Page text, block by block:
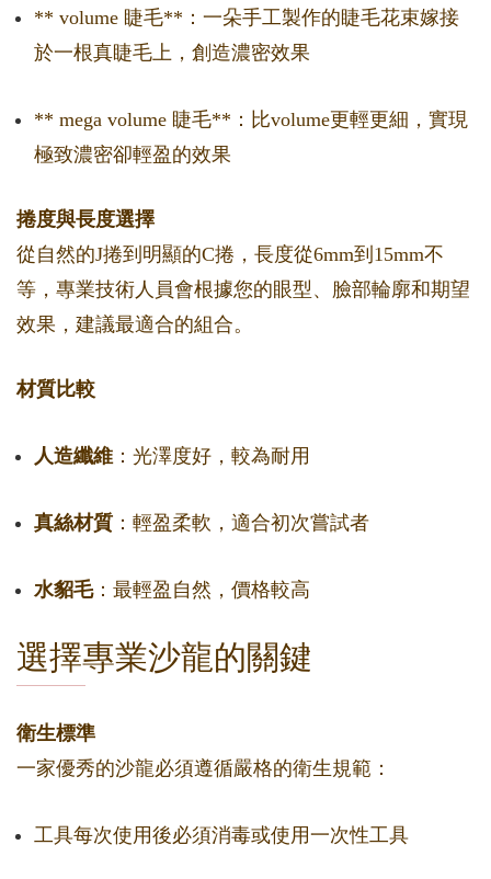
** volume 睫毛**：一朵手工製作的睫毛花束嫁接
於一根真睫毛上，創造濃密效果
** mega volume 睫毛**：比volume更輕更細，實現
極致濃密卻輕盈的效果
捲度與長度選擇
從自然的J捲到明顯的C捲，長度從6mm到15mm不
等，專業技術人員會根據您的眼型、臉部輪廓和期望
效果，建議最適合的組合。
材質比較
人造纖維 ：光澤度好，較為耐用
真絲材質 ：輕盈柔軟，適合初次嘗試者
水貂毛：最輕盈自然，價格較高
選擇專業沙龍的關鍵
衛生標準
一家優秀的沙龍必須遵循嚴格的衛生規範：
工具每次使用後必須消毒或使用一次性工具